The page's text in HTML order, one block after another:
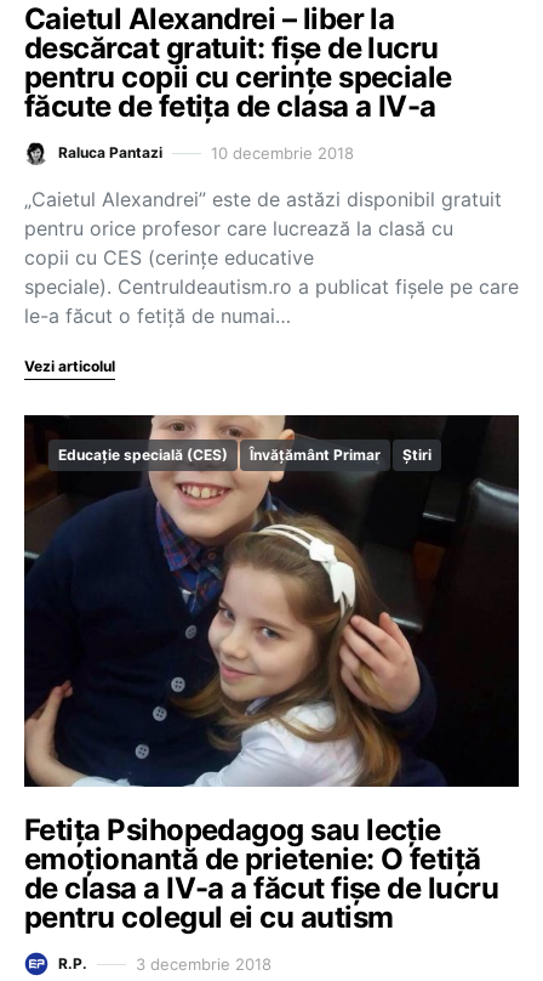
Caietul Alexandrei – liber la
descărcat gratuit: fișe de lucru
pentru copii cu cerințe speciale
făcute de fetița de clasa a IV-a
Raluca Pantazi 10 decembrie 2018
„Caietul Alexandrei” este de astăzi disponibil gratuit
pentru orice profesor care lucrează la clasă cu
copii cu CES (cerințe educative
speciale). Centruldeautism.ro a publicat fișele pe care
le-a făcut o fetiță de numai…
Vezi articolul
Educație specială (CES) Învățământ Primar Știri
Fetița Psihopedagog sau lecție
emoționantă de prietenie: O fetiță
de clasa a IV-a a făcut fișe de lucru
pentru colegul ei cu autism
R.P. 3 decembrie 2018